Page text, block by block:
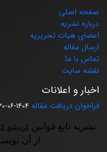
صفحه اصلی
درباره نشریه
اعضای هیات تحریریه
ارسال مقاله
تماس با ما
نقشه سایت
اخبار و اعلانات
فراخوان دریافت مقاله 1404-06-30
نشریه تابع قوانین کرییتیو
از آن